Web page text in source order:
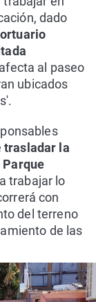
dado
al paseo
ubicados
trasladar la
trabajar lo
con
del terreno
de las